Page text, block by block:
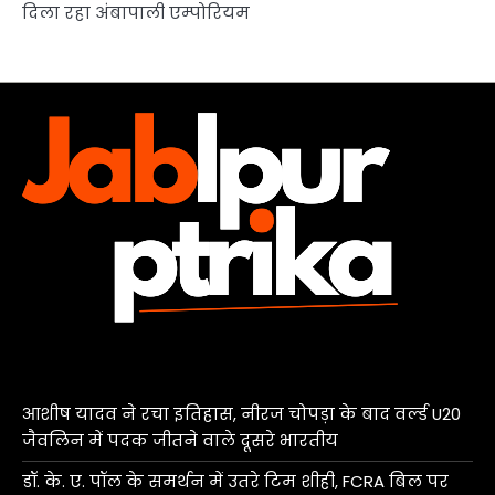
दिला रहा अंबापाली एम्पोरियम
आशीष यादव ने रचा इतिहास, नीरज चोपड़ा के बाद वर्ल्ड U20
जैवलिन में पदक जीतने वाले दूसरे भारतीय
डॉ. के. ए. पॉल के समर्थन में उतरे टिम शीही, FCRA बिल पर